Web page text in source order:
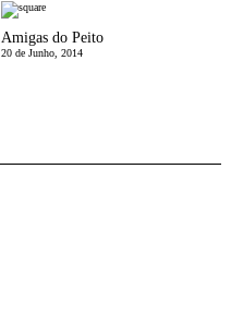
Amigas do Peito
20 de Junho, 2014